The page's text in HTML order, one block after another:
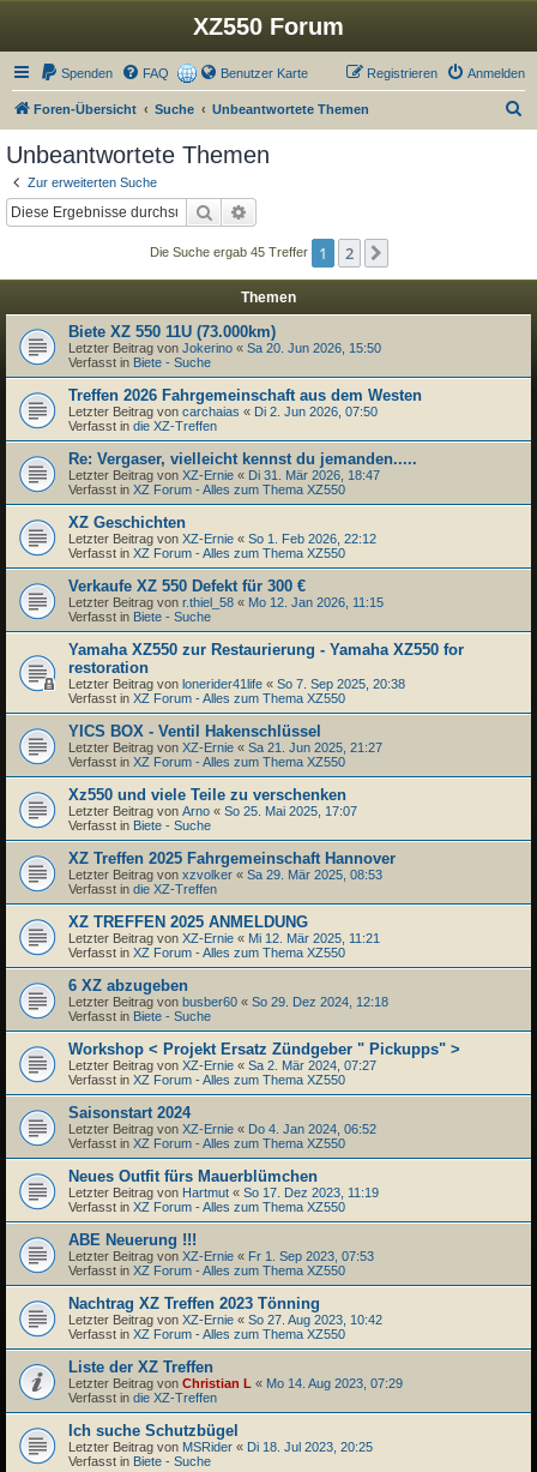
XZ550 Forum
Spenden FAQ Benutzer Karte Anmelden
Registrieren
Foren-Übersicht Suche Unbeantwortete Themen
Unbeantwortete Themen
Zur erweiterten Suche
Suche
Die Suche ergab 45 Treffer 1 2
Themen
Biete XZ 550 11U (73.000km)
Letzter Beitrag von Jokerino « Sa 20. Jun 2026, 15:50
Verfasst in Biete - Suche
Treffen 2026 Fahrgemeinschaft aus dem Westen
Letzter Beitrag von carchaias « Di 2. Jun 2026, 07:50
Verfasst in die XZ-Treffen
Re: Vergaser, vielleicht kennst du jemanden.....
Letzter Beitrag von XZ-Ernie « Di 31. Mär 2026, 18:47
Verfasst in XZ Forum - Alles zum Thema XZ550
XZ Geschichten
Letzter Beitrag von XZ-Ernie « So 1. Feb 2026, 22:12
Verfasst in XZ Forum - Alles zum Thema XZ550
Verkaufe XZ 550 Defekt für 300 €
Letzter Beitrag von r.thiel_58 « Mo 12. Jan 2026, 11:15
Verfasst in Biete - Suche
Yamaha XZ550 zur Restaurierung - Yamaha XZ550 for
restoration
Letzter Beitrag von lonerider41life « So 7. Sep 2025, 20:38
Verfasst in XZ Forum - Alles zum Thema XZ550
YICS BOX - Ventil Hakenschlüssel
Letzter Beitrag von XZ-Ernie « Sa 21. Jun 2025, 21:27
Verfasst in XZ Forum - Alles zum Thema XZ550
Xz550 und viele Teile zu verschenken
Letzter Beitrag von Arno « So 25. Mai 2025, 17:07
Verfasst in Biete - Suche
XZ Treffen 2025 Fahrgemeinschaft Hannover
Letzter Beitrag von xzvolker « Sa 29. Mär 2025, 08:53
Verfasst in die XZ-Treffen
XZ TREFFEN 2025 ANMELDUNG
Letzter Beitrag von XZ-Ernie « Mi 12. Mär 2025, 11:21
Verfasst in XZ Forum - Alles zum Thema XZ550
6 XZ abzugeben
Letzter Beitrag von busber60 « So 29. Dez 2024, 12:18
Verfasst in Biete - Suche
Workshop < Projekt Ersatz Zündgeber " Pickupps" >
Letzter Beitrag von XZ-Ernie « Sa 2. Mär 2024, 07:27
Verfasst in XZ Forum - Alles zum Thema XZ550
Saisonstart 2024
Letzter Beitrag von XZ-Ernie « Do 4. Jan 2024, 06:52
Verfasst in XZ Forum - Alles zum Thema XZ550
Neues Outfit fürs Mauerblümchen
Letzter Beitrag von Hartmut « So 17. Dez 2023, 11:19
Verfasst in XZ Forum - Alles zum Thema XZ550
ABE Neuerung !!!
Letzter Beitrag von XZ-Ernie « Fr 1. Sep 2023, 07:53
Verfasst in XZ Forum - Alles zum Thema XZ550
Nachtrag XZ Treffen 2023 Tönning
Letzter Beitrag von XZ-Ernie « So 27. Aug 2023, 10:42
Verfasst in XZ Forum - Alles zum Thema XZ550
Liste der XZ Treffen
Letzter Beitrag von Christian L « Mo 14. Aug 2023, 07:29
Verfasst in die XZ-Treffen
Ich suche Schutzbügel
Letzter Beitrag von MSRider « Di 18. Jul 2023, 20:25
Verfasst in Biete - Suche